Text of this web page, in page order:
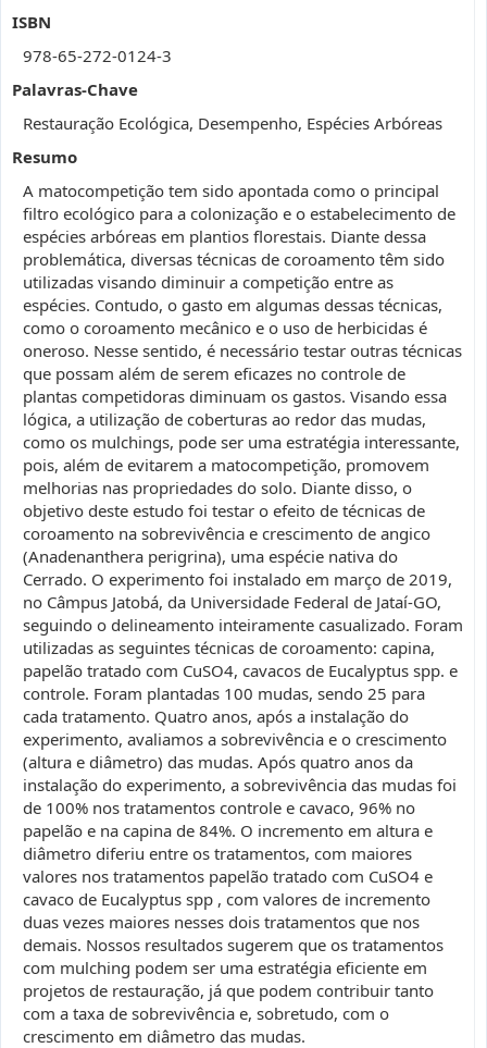
ISBN
978-65-272-0124-3
Palavras-Chave
Restauração Ecológica, Desempenho, Espécies Arbóreas
Resumo
A matocompetição tem sido apontada como o principal
filtro ecológico para a colonização e o estabelecimento de
espécies arbóreas em plantios florestais. Diante dessa
problemática, diversas técnicas de coroamento têm sido
utilizadas visando diminuir a competição entre as
espécies. Contudo, o gasto em algumas dessas técnicas,
como o coroamento mecânico e o uso de herbicidas é
oneroso. Nesse sentido, é necessário testar outras técnicas
que possam além de serem eficazes no controle de
plantas competidoras diminuam os gastos. Visando essa
lógica, a utilização de coberturas ao redor das mudas,
como os mulchings, pode ser uma estratégia interessante,
pois, além de evitarem a matocompetição, promovem
melhorias nas propriedades do solo. Diante disso, o
objetivo deste estudo foi testar o efeito de técnicas de
coroamento na sobrevivência e crescimento de angico
(Anadenanthera perigrina), uma espécie nativa do
Cerrado. O experimento foi instalado em março de 2019,
no Câmpus Jatobá, da Universidade Federal de Jataí-GO,
seguindo o delineamento inteiramente casualizado. Foram
utilizadas as seguintes técnicas de coroamento: capina,
papelão tratado com CuSO4, cavacos de Eucalyptus spp. e
controle. Foram plantadas 100 mudas, sendo 25 para
cada tratamento. Quatro anos, após a instalação do
experimento, avaliamos a sobrevivência e o crescimento
(altura e diâmetro) das mudas. Após quatro anos da
instalação do experimento, a sobrevivência das mudas foi
de 100% nos tratamentos controle e cavaco, 96% no
papelão e na capina de 84%. O incremento em altura e
diâmetro diferiu entre os tratamentos, com maiores
valores nos tratamentos papelão tratado com CuSO4 e
cavaco de Eucalyptus spp , com valores de incremento
duas vezes maiores nesses dois tratamentos que nos
demais. Nossos resultados sugerem que os tratamentos
com mulching podem ser uma estratégia eficiente em
projetos de restauração, já que podem contribuir tanto
com a taxa de sobrevivência e, sobretudo, com o
crescimento em diâmetro das mudas.